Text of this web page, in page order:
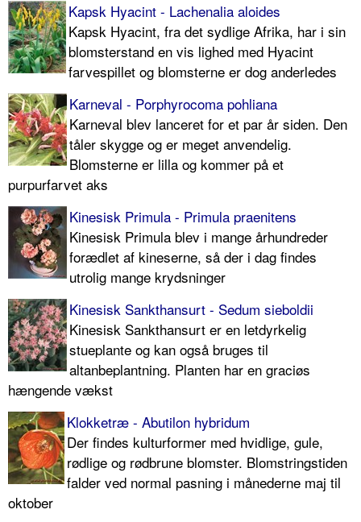
Kapsk Hyacint - Lachenalia aloides
Kapsk Hyacint, fra det sydlige Afrika, har i sin
blomsterstand en vis lighed med Hyacint
farvespillet og blomsterne er dog anderledes
Karneval - Porphyrocoma pohliana
Karneval blev lanceret for et par år siden. Den
tåler skygge og er meget anvendelig.
Blomsterne er lilla og kommer på et
purpurfarvet aks
Kinesisk Primula - Primula praenitens
Kinesisk Primula blev i mange århundreder
forædlet af kineserne, så der i dag findes
utrolig mange krydsninger
Kinesisk Sankthansurt - Sedum sieboldii
Kinesisk Sankthansurt er en letdyrkelig
stueplante og kan også bruges til
altanbeplantning. Planten har en graciøs
hængende vækst
Klokketræ - Abutilon hybridum
Der findes kulturformer med hvidlige, gule,
rødlige og rødbrune blomster. Blomstringstiden
falder ved normal pasning i månederne maj til
oktober